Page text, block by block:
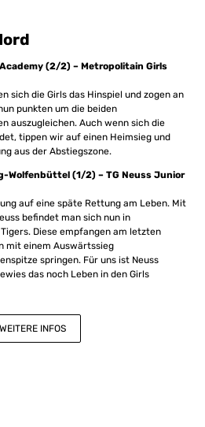
(2/2) – Metropolitain Girls
sich die Girls das Hinspiel und zogen an
punkten um die beiden
auszugleichen. Auch wenn sich die
tippen wir auf einen Heimsieg und
aus der Abstiegszone.
Wolfenbüttel (1/2) – TG Neuss Junior
auf eine späte Rettung am Leben. Mit
befindet man sich nun in
Diese empfangen am letzten
mit einem Auswärtssieg
springen. Für uns ist Neuss
das noch Leben in den Girls
INFOS